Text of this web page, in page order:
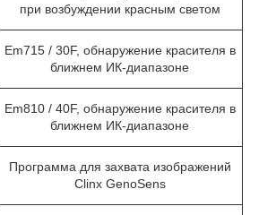
при возбуждении красным светом
Em715 / 30F, обнаружение красителя в
ближнем ИК-диапазоне
Em810 / 40F, обнаружение красителя в
ближнем ИК-диапазоне
Программа для захвата изображений
Clinx GenoSens